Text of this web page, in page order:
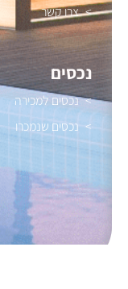
צרו קשר
נכסים
נכסים למכירה
נכסים שנמכרו